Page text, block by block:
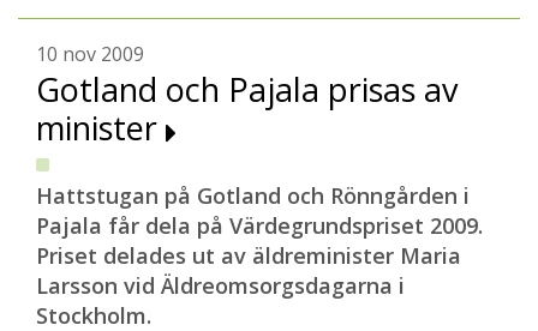
10 nov 2009
Gotland och Pajala prisas av
minister
Hattstugan på Gotland och Rönngården i
Pajala får dela på Värdegrundspriset 2009.
Priset delades ut av äldreminister Maria
Larsson vid Äldreomsorgsdagarna i
Stockholm.